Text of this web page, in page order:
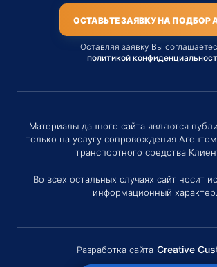
ОСТАВЬТЕ ЗАЯВКУ НА ПОДБОР
Оставляя заявку Вы
политикой
Материалы данного сайта являются
только на услугу сопровождения
транспортного средства
Во всех остальных случаях сайт носит
информационный характер.
Разработка сайта Creative